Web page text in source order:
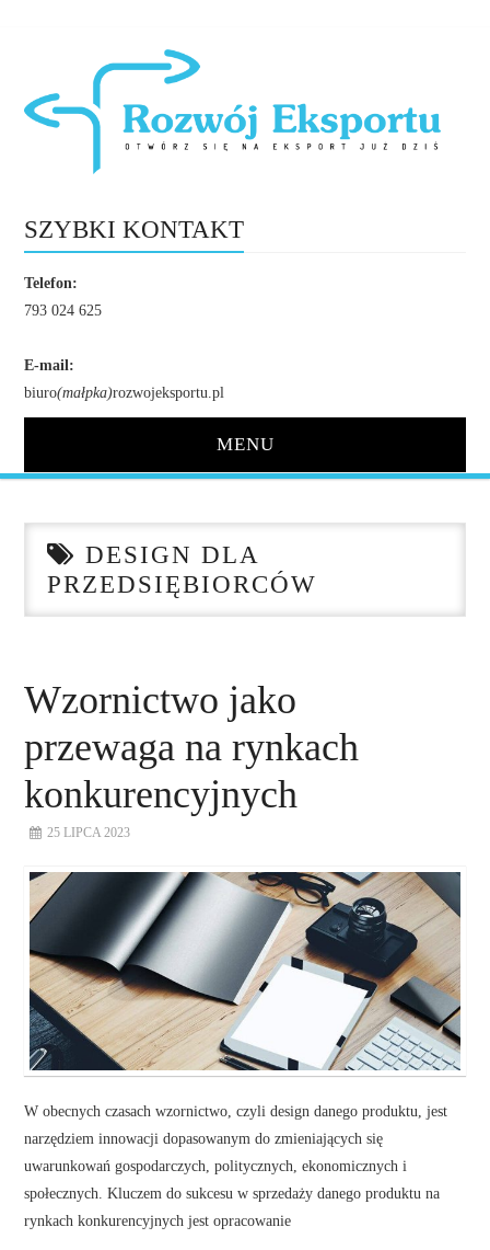
SZYBKI KONTAKT
Telefon:
793 024 625
E-mail:
biuro(małpka)rozwojeksportu.pl
MENU
O NAS
DORADZTWO
PLAN ROZWOJU EKSPORTU
PROEXIO
DESIGN DLA
PRZEDSIĘBIORCÓW
Wzornictwo jako
przewaga na rynkach
konkurencyjnych
25 LIPCA 2023
W obecnych czasach wzornictwo, czyli design danego produktu, jest
narzędziem innowacji dopasowanym do zmieniających się
uwarunkowań gospodarczych, politycznych, ekonomicznych i
społecznych. Kluczem do sukcesu w sprzedaży danego produktu na
rynkach konkurencyjnych jest opracowanie